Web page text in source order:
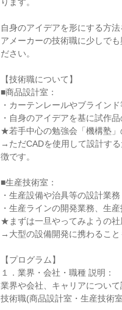
自身のアイデアを形にする方
アメーカーの技術職に少しで
ださい。
【技術職について】
■商品設計室：
・カーテンレールやブライン
・自身のアイデアを基に試作
★若手中心の勉強会「機構塾」
→ただCADを使用して設計す
徴です。
■生産技術室：
・生産設備や治具等の設計業務
・生産ラインの開発業務、生
★まずは一旦やってみようの社
→大型の設備開発に携わること
【プログラム】
１．業界・会社・職種 説明：
業界や会社、キャリアについて
技術職(商品設計室・生産技術